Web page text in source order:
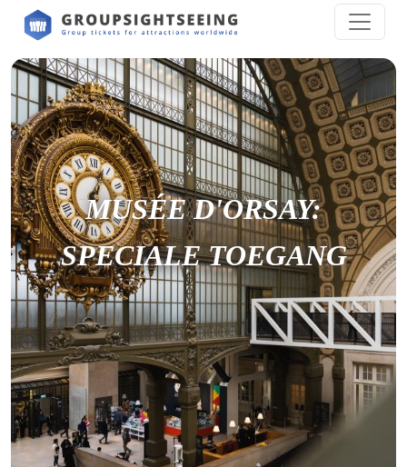
MUSÉE D'ORSAY:
SPECIALE TOEGANG